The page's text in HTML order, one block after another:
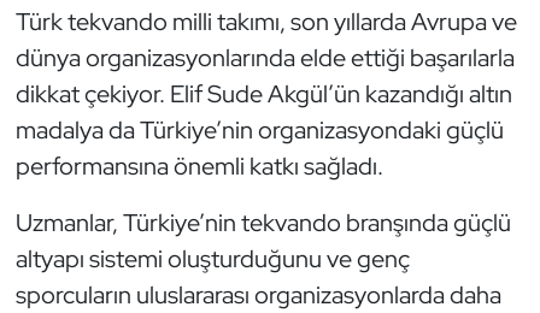
Türk tekvando milli takımı, son yıllarda Avrupa ve
dünya organizasyonlarında elde ettiği başarılarla
dikkat çekiyor. Elif Sude Akgül’ün kazandığı altın
madalya da Türkiye’nin organizasyondaki güçlü
performansına önemli katkı sağladı.
Uzmanlar, Türkiye’nin tekvando branşında güçlü
altyapı sistemi oluşturduğunu ve genç
sporcuların uluslararası organizasyonlarda daha
Masa Tenisi
Modern Pentatlon
Motor Sporları
Muay Thai
Okçuluk